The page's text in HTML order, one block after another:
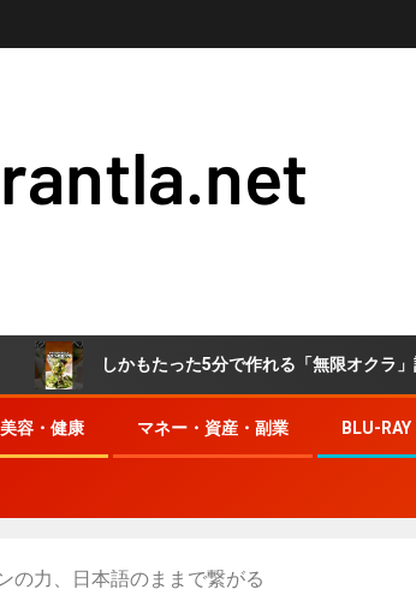
しかもたった5分で作れる「無限オクラ」詳しいレ
美容・健康 マネー・資産・副業 BLU-
の力、日本語のままで繋がる